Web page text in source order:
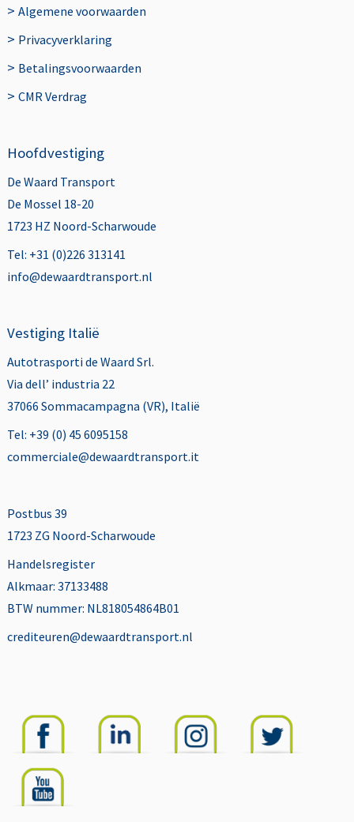
> Algemene voorwaarden
> Privacyverklaring
> Betalingsvoorwaarden
> CMR Verdrag
Hoofdvestiging
De Waard Transport
De Mossel 18-20
1723 HZ Noord-Scharwoude
Tel: +31 (0)226 313141
info@dewaardtransport.nl
Vestiging Italië
Autotrasporti de Waard Srl.
Via dell’ industria 22
37066 Sommacampagna (VR), Italië
Tel: +39 (0) 45 6095158
commerciale@dewaardtransport.it
Postbus 39
1723 ZG Noord-Scharwoude
Handelsregister
Alkmaar: 37133488
BTW nummer: NL818054864B01
crediteuren@dewaardtransport.nl